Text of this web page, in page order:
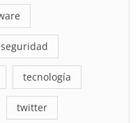
seguridad
tecnología
twitter